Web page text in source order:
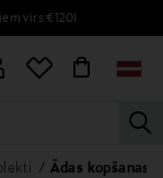
virs €120!
BĒRNIEM MĀJAI
Ādas kopšanas